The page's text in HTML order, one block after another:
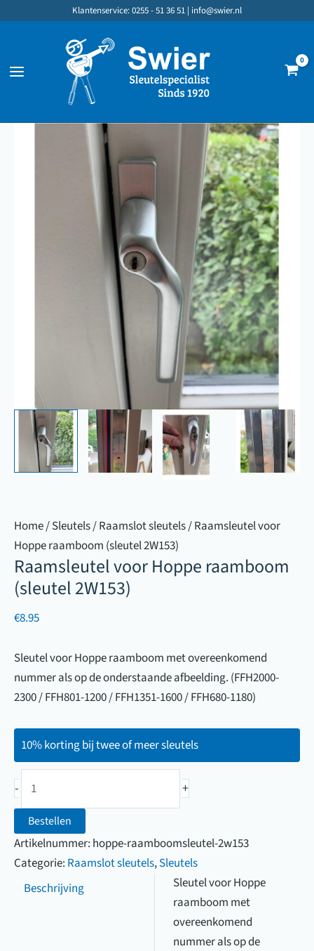
inhoud
Klantenservice: 0255 - 51 36 51 | info@swier.nl
Home/Sleutels/Raamslot sleutels/ Raamsleutel voor
Hoppe raamboom (sleutel 2W153)
Raamsleutel voor Hoppe raamboom
(sleutel 2W153)
€8.95
Sleutel voor Hoppe raamboom met overeenkomend
nummer als op de onderstaande afbeelding. (FFH2000-
2300 / FFH801-1200 / FFH1351-1600 / FFH680-1180)
10% korting bij twee of meer sleutels
-
voor
Hoppe
raamboom
(sleutel
aantal
+
Bestellen
Artikelnummer: hoppe-raamboomsleutel-2w153
Categorie: Raamslot sleutels,Sleutels
Beschrijving
Sleutel voor Hoppe
raamboom met
overeenkomend
nummer als op de